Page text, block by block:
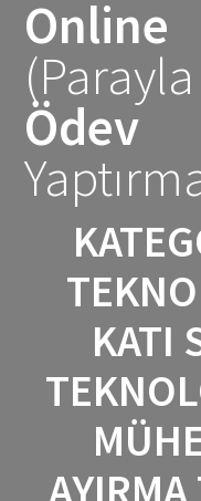
Online
(Parayla
Ödev
KATI